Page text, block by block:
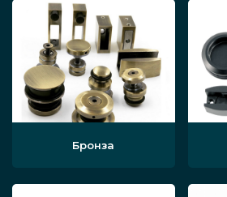
Бронза